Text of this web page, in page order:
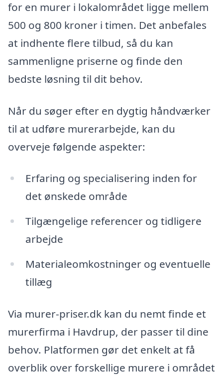
for en murer i lokalområdet ligge mellem
500 og 800 kroner i timen. Det anbefales
at indhente flere tilbud, så du kan
sammenligne priserne og finde den
bedste løsning til dit behov.
Når du søger efter en dygtig håndværker
til at udføre murerarbejde, kan du
overveje følgende aspekter:
Erfaring og specialisering inden for
det ønskede område
Tilgængelige referencer og tidligere
arbejde
Materialeomkostninger og eventuelle
tillæg
Via murer-priser.dk kan du nemt finde et
murerfirma i Havdrup, der passer til dine
behov. Platformen gør det enkelt at få
overblik over forskellige murere i området